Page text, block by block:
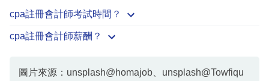
cpa註冊會計師考試時間？
cpa註冊會計師薪酬？
圖片來源：unsplash@homajob、unsplash@Towfiqu